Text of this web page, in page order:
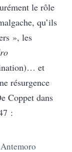
le rôle
qu’ils
», les
et
résurgence
Coppet dans
: